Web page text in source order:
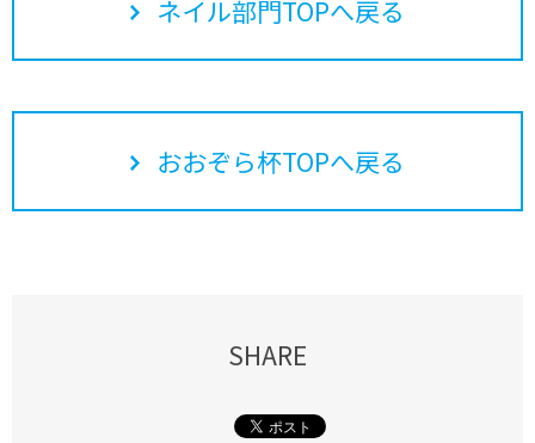
ネイル部門TOPへ戻る
おおぞら杯TOPへ戻る
SHARE